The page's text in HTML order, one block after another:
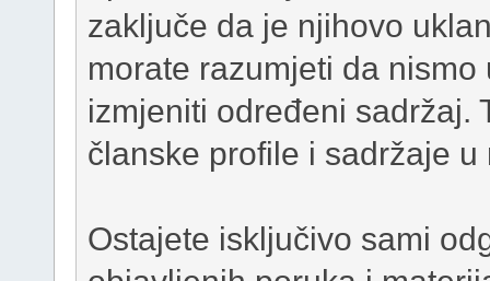
zaključe da je njihovo
morate razumjeti da
izmjeniti određeni sadržaj.
članske profile i sadržaje u
Ostajete isključivo sami